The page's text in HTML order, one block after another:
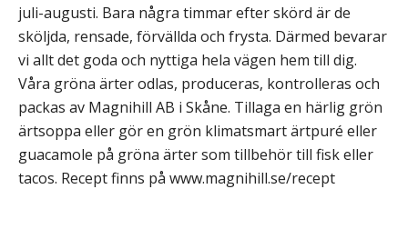
juli-augusti. Bara några timmar efter skörd är de
sköljda, rensade, förvällda och frysta. Därmed bevarar
vi allt det goda och nyttiga hela vägen hem till dig.
Våra gröna ärter odlas, produceras, kontrolleras och
packas av Magnihill AB i Skåne. Tillaga en härlig grön
ärtsoppa eller gör en grön klimatsmart ärtpuré eller
guacamole på gröna ärter som tillbehör till fisk eller
tacos. Recept finns på www.magnihill.se/recept